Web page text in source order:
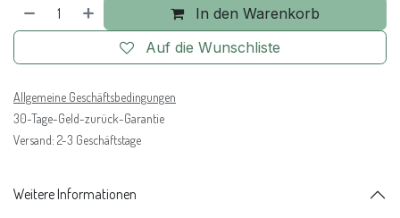
In den Warenkorb
Auf die Wunschliste
Allgemeine Geschäftsbedingungen
30-Tage-Geld-zurück-Garantie
Versand: 2-3 Geschäftstage
Weitere Informationen